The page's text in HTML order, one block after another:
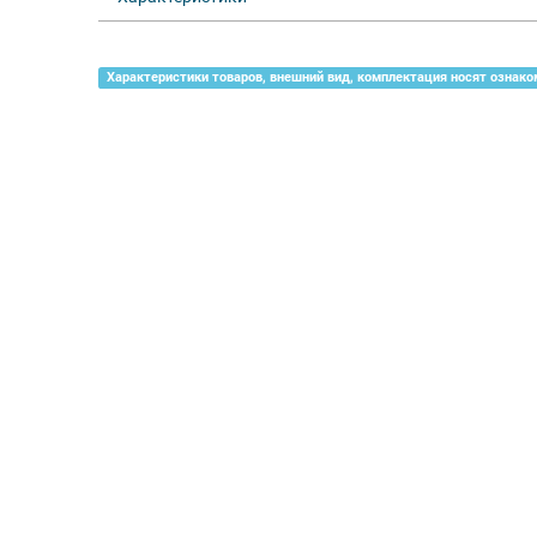
Характеристики товаров, внешний вид, комплектация носят